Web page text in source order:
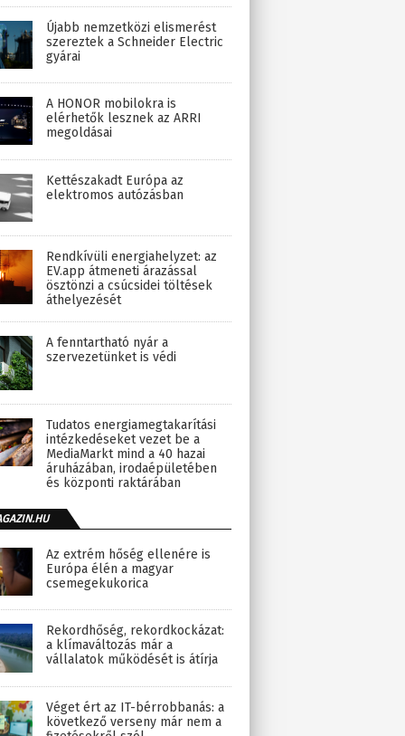
Újabb nemzetközi elismerést
szereztek a Schneider Electric
gyárai
A HONOR mobilokra is
elérhetők lesznek az ARRI
megoldásai
Kettészakadt Európa az
elektromos autózásban
Rendkívüli energiahelyzet: az
EV.app átmeneti árazással
ösztönzi a csúcsidei töltések
áthelyezését
A fenntartható nyár a
szervezetünket is védi
Tudatos energiamegtakarítási
intézkedéseket vezet be a
MediaMarkt mind a 40 hazai
áruházában, irodaépületében
és központi raktárában
Az extrém hőség ellenére is
Európa élén a magyar
csemegekukorica
Rekordhőség, rekordkockázat:
a klímaváltozás már a
vállalatok működését is átírja
Véget ért az IT-bérrobbanás: a
következő verseny már nem a